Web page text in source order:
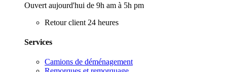
Ouvert aujourd'hui de 9h am à 5h pm
Retour client 24 heures
Services
Camions de déménagement